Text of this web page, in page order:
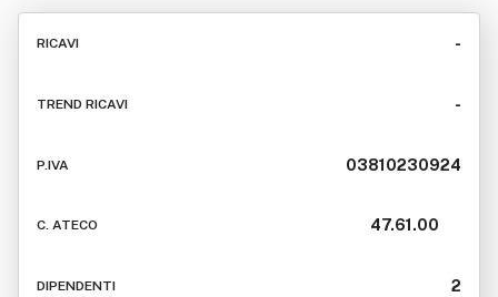
RICAVI -
TREND RICAVI -
P.IVA 03810230924
C. ATECO 47.61.00
DIPENDENTI 2